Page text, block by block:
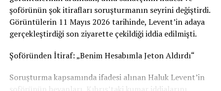
Görüşlerinizi yorumlarda paylaşabilirsiniz.
Kaynak: İsviçre Devlet Televizyonu RSI
şoförünün şok itirafları soruşturmanın seyrini değiştirdi.
Görüntülerin 11 Mayıs 2026 tarihinde, Levent’in adaya
gerçekleştirdiği son ziyarette çekildiği iddia edilmişti.
Şoföründen İtiraf: „Benim Hesabımla Jeton Aldırdı“
Soruşturma kapsamında ifadesi alınan Haluk Levent’in